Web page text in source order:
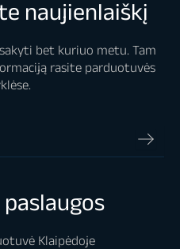
naujienlaiškį
bet kuriuo metu. Tam
rasite parduotuvės
Klaipėdoje